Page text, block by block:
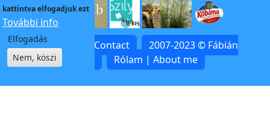
Kapcsolat | Contact
2007-2023 © Fábián
Rólam | About me
kattintva elfogadjuk ezt
További info
Elfogadás
Nem, köszi